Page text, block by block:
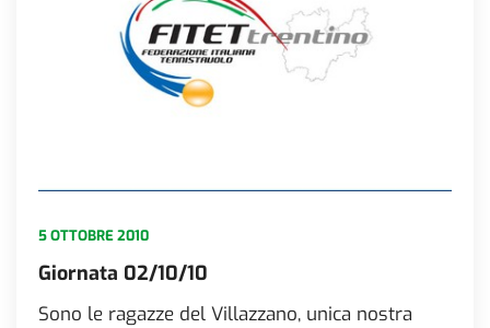
5 OTTOBRE 2010
Giornata 02/10/10
Sono le ragazze del Villazzano, unica nostra